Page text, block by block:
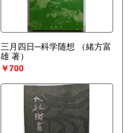
三月四日─科学随想
（緒方富
雄 著）
￥700